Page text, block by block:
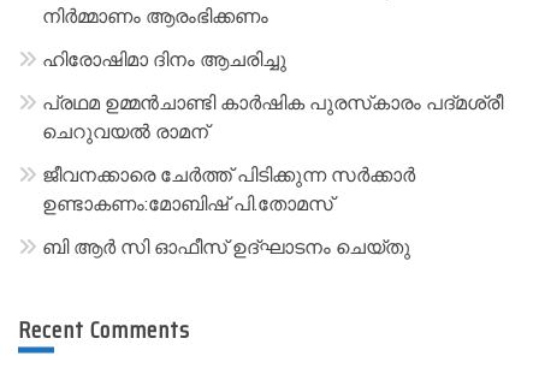
i
e
നിർമ്മാണം ആരംഭിക്കണം
ഹിരോഷിമാ ദിനം ആചരിച്ചു
പ്രഥമ ഉമ്മൻചാണ്ടി കാർഷിക പുരസ്‌കാരം പദ്മശ്രീ
ചെറുവയൽ രാമന്
ജീവനക്കാരെ ചേർത്ത് പിടിക്കുന്ന സർക്കാർ
ഉണ്ടാകണം:മോബിഷ് പി.തോമസ്
ബി ആർ സി ഓഫീസ് ഉദ്ഘാടനം ചെയ്തു
Recent Comments